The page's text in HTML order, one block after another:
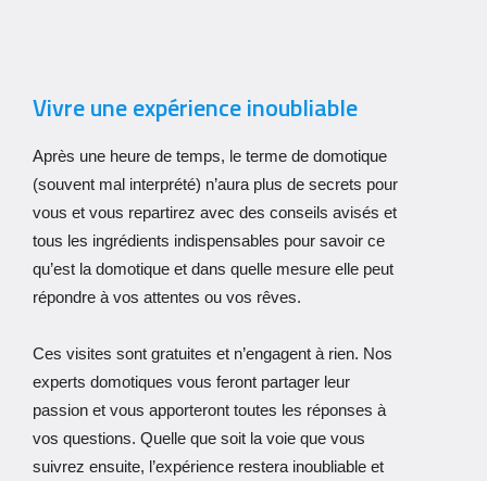
Vivre une expérience inoubliable
Après une heure de temps, le terme de domotique
(souvent mal interprété) n’aura plus de secrets pour
vous et vous repartirez avec des conseils avisés et
tous les ingrédients indispensables pour savoir ce
qu’est la domotique et dans quelle mesure elle peut
répondre à vos attentes ou vos rêves.
Ces visites sont gratuites et n’engagent à rien. Nos
experts domotiques vous feront partager leur
passion et vous apporteront toutes les réponses à
vos questions. Quelle que soit la voie que vous
suivrez ensuite, l’expérience restera inoubliable et